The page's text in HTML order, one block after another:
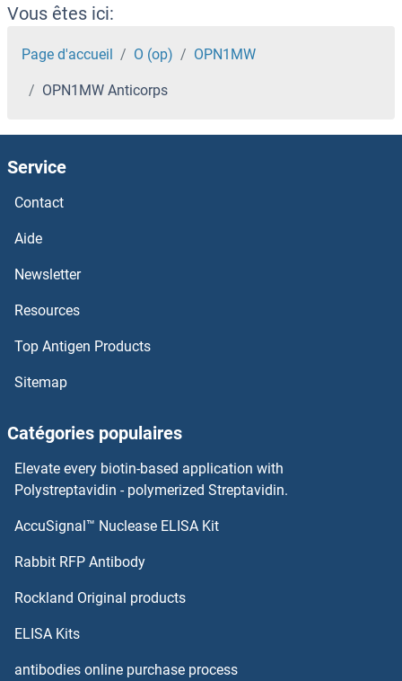
Oncostatin M Receptor Anticorps
Oncostatin M Anticorps
Oncomodulin Anticorps
OLR1 Anticorps
Oligosaccharyltransferase Complex Subunit Anticorps
Oligophrenin 1 Anticorps
Olfr545 Anticorps
OPN1SW Anticorps
OPN4 Anticorps
OPN5 Anticorps
Vous êtes ici:
Page d'accueil O (op) OPN1MW
OPN1MW Anticorps
Service
Contact
Aide
Newsletter
Resources
Top Antigen Products
Sitemap
Catégories populaires
Elevate every biotin-based application with
Polystreptavidin - polymerized Streptavidin.
AccuSignal™ Nuclease ELISA Kit
Rabbit RFP Antibody
Rockland Original products
ELISA Kits
antibodies online purchase process